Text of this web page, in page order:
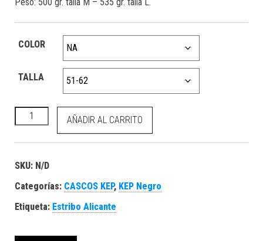
COLOR
TALLA
KEP Cromo 2.0 polish negro/paneles de tela klimt cantidad
AÑADIR AL CARRITO
SKU: N/D
Categorías: CASCOS KEP, KEP Negro
Etiqueta: Estribo Alicante